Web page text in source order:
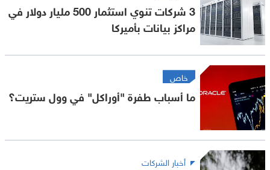
3 شركات تنوي استثمار 500 مليار دولار في
مراكز بيانات بأميركا
خاص
ما أسباب طفرة "أوراكل" في وول ستريت؟
أخبار الشركات